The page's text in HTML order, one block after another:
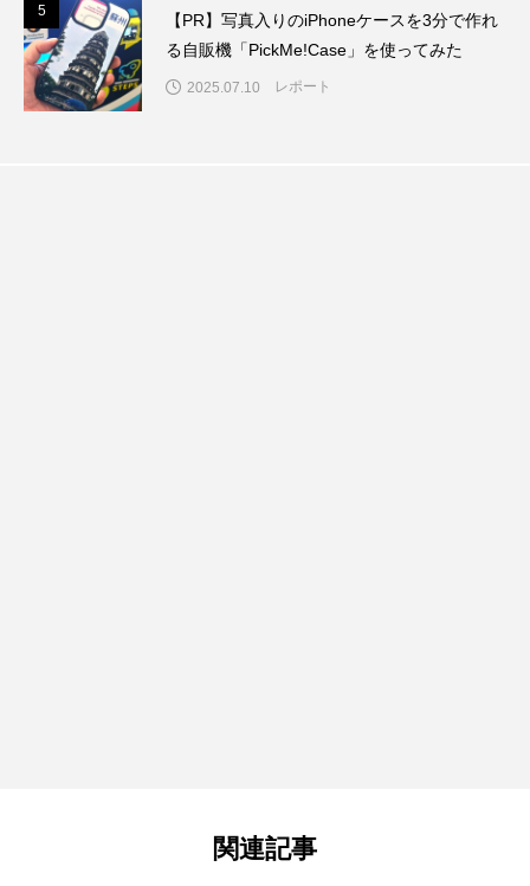
5
【PR】写真入りのiPhoneケースを3分で作れ
る自販機「PickMe!Case」を使ってみた
2025.07.10 レポート
関連記事